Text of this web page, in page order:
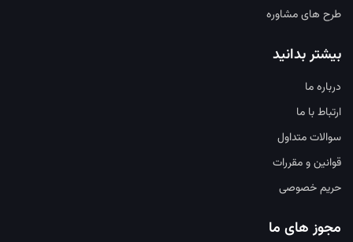
طرح های مشاوره
بیشتر بدانید
درباره ما
ارتباط با ما
سوالات متداول
قوانین و مقررات
حریم خصوصی
مجوز های ما